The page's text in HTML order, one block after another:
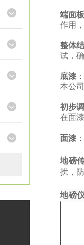
端面
作用
整体
试，
底漆
本公
初步
在面
面漆 ：
地磅
扰，
地磅